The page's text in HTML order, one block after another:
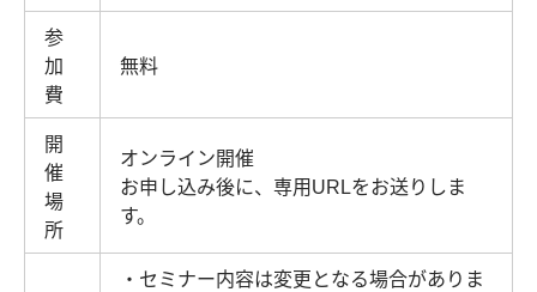
参
加
費
無料
開
催
場
所
オンライン開催
お申し込み後に、専用URLをお送りしま
す。
・セミナー内容は変更となる場合がありま